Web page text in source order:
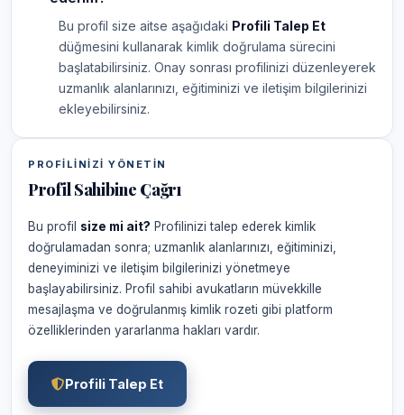
Bu profil size aitse aşağıdaki Profili Talep Et
düğmesini kullanarak kimlik doğrulama sürecini
başlatabilirsiniz. Onay sonrası profilinizi düzenleyerek
uzmanlık alanlarınızı, eğitiminizi ve iletişim bilgilerinizi
ekleyebilirsiniz.
PROFILINIZI YÖNETIN
Profil Sahibine Çağrı
Bu profil size mi ait? Profilinizi talep ederek kimlik
doğrulamadan sonra; uzmanlık alanlarınızı, eğitiminizi,
deneyiminizi ve iletişim bilgilerinizi yönetmeye
başlayabilirsiniz. Profil sahibi avukatların müvekkille
mesajlaşma ve doğrulanmış kimlik rozeti gibi platform
özelliklerinden yararlanma hakları vardır.
Profili Talep Et